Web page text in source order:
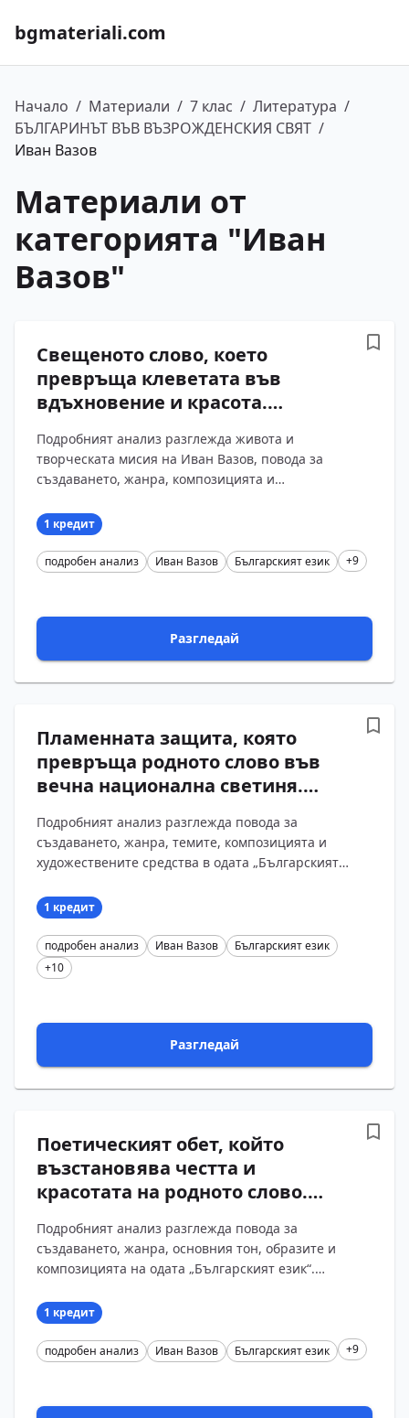
bgmateriali.com
Начало / Материали / 7 клас / Литература /
БЪЛГАРИНЪТ ВЪВ ВЪЗРОЖДЕНСКИЯ СВЯТ /
Иван Вазов
Материали от
категорията "Иван
Вазов"
Свещеното слово, което
превръща клеветата във
вдъхновение и красота.
„Българският език“ от Иван
Вазов с въпроси и отговори
Подробният анализ разглежда живота и
творческата мисия на Иван Вазов, повода за
създаването, жанра, композицията и
език“. Въпросите и отговорит...
1 кредит
подробен анализ Иван Вазов Българският език +9
Разгледай
Пламенната защита, която
превръща родното слово във
вечна национална светиня.
„Българският език“ от Иван
Вазов с въпроси и отговори
Подробният анализ разглежда повода за
създаването, жанра, темите, композицията и
художествените средства в одата „Българският
сблъсъка между възх...
1 кредит
подробен анализ Иван Вазов
Българският език
+10
Разгледай
Поетическият обет, който
възстановява честта и
красотата на родното слово.
„Българският език“ от Иван
Вазов с въпроси и отговори
Подробният анализ разглежда повода за
създаването, жанра, основния тон, образите и
композицията на одата „Българският език“.
родната реч, о?...
1 кредит
подробен анализ Иван Вазов Българският език +9